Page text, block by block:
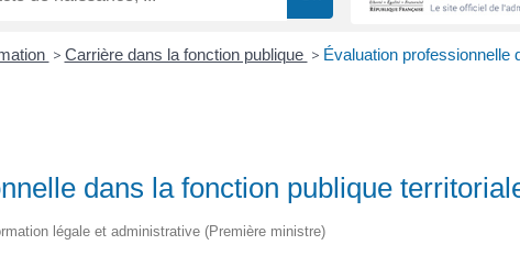
> Carrière dans la fonction publique > Évaluation professionnelle
dans la fonction publique
légale et administrative (Première ministre)